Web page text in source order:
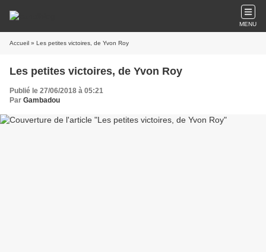
MENU
Accueil » Les petites victoires, de Yvon Roy
Les petites victoires, de Yvon Roy
Publié le 27/06/2018 à 05:21
Par Gambadou